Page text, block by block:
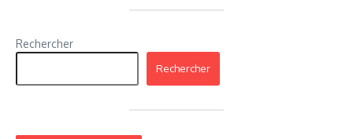
Rechercher
Rechercher